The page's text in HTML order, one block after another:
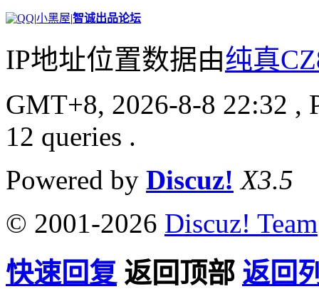
|小黑屋|智诚出品论坛
IP地址位置数据由纯真
GMT+8, 2026-8-8 22:32 ,
12 queries .
Powered by Discuz! X3.5
© 2001-2026 Discuz! Team
快速回复 返回顶部 返回